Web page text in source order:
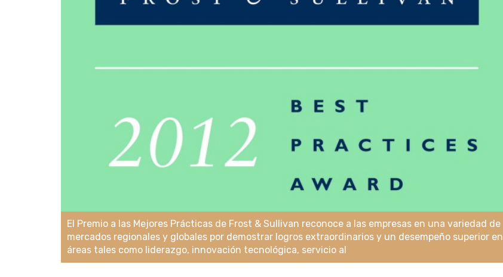
El Premio a las Mejores Prácticas de Frost & Sullivan reconoce a las empresas en una variedad de
mercados regionales y globales por demostrar logros extraordinarios y un desempeño superior en
áreas tales como liderazgo, innovación tecnológica, servicio al